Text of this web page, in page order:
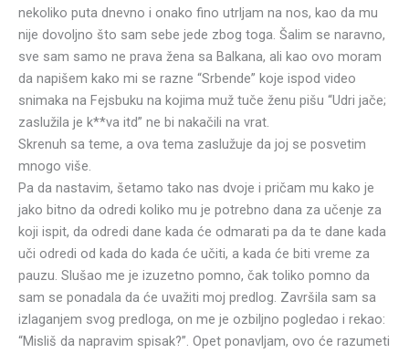
nekoliko puta dnevno i onako fino utrljam na nos, kao da mu
nije dovoljno što sam sebe jede zbog toga. Šalim se naravno,
sve sam samo ne prava žena sa Balkana, ali kao ovo moram
da napišem kako mi se razne “Srbende” koje ispod video
snimaka na Fejsbuku na kojima muž tuče ženu pišu “Udri jače;
zaslužila je k**va itd” ne bi nakačili na vrat.
Skrenuh sa teme, a ova tema zaslužuje da joj se posvetim
mnogo više.
Pa da nastavim, šetamo tako nas dvoje i pričam mu kako je
jako bitno da odredi koliko mu je potrebno dana za učenje za
koji ispit, da odredi dane kada će odmarati pa da te dane kada
uči odredi od kada do kada će učiti, a kada će biti vreme za
pauzu. Slušao me je izuzetno pomno, čak toliko pomno da
sam se ponadala da će uvažiti moj predlog. Završila sam sa
izlaganjem svog predloga, on me je ozbiljno pogledao i rekao:
“Misliš da napravim spisak?”. Opet ponavljam, ovo će razumeti